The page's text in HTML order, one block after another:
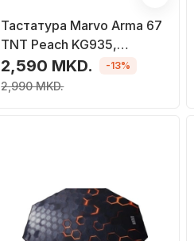
Тастатура Marvo Arma 67
TNT Peach KG935,
компактна, RGB
осветлување, розова
2,590 MKD.
2,990 MKD.
-13%